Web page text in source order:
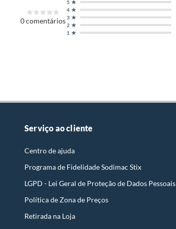
0comentários
1
2
3
4
5
Serviço ao cliente
Centro de ajuda
Programa de Fidelidade Sodimac Stix
LGPD - Lei Geral de Proteção de Dados Pessoais
Política de Zona de Preços
Retirada na Loja